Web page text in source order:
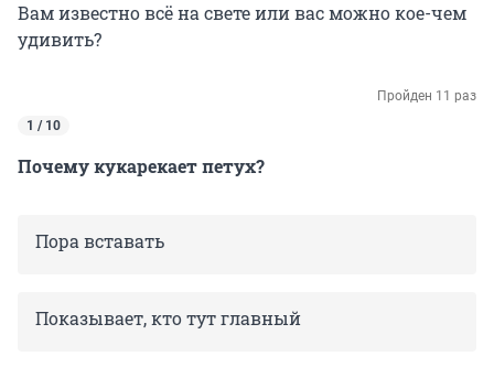
Вам известно всё на свете или вас можно кое-чем
удивить?
Пройден 11 раз
1 / 10
Почему кукарекает петух?
Пора вставать
Показывает, кто тут главный